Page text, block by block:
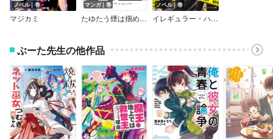
ノベル｜巻
マジカミ
マンガ｜巻
たゆたう煙は掴めない
ノベル｜巻
イレギュラー・ハウンド
ぶーた先生の他作品